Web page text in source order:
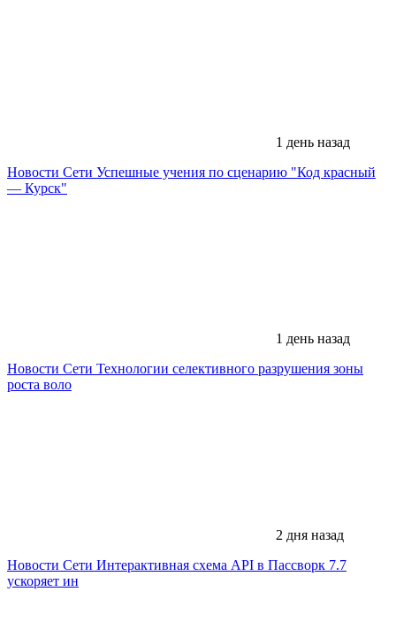
1 день назад
Новости Сети Успешные учения по сценарию "Код красный
— Курск"
1 день назад
Новости Сети Технологии селективного разрушения зоны
роста воло
2 дня назад
Новости Сети Интерактивная схема API в Пассворк 7.7
ускоряет ин